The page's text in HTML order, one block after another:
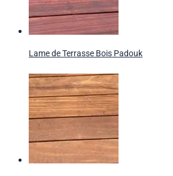
Lame de Terrasse Bois Padouk